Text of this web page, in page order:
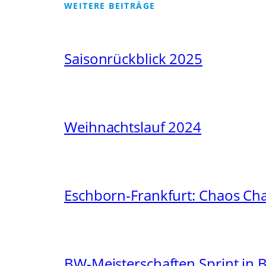
WEITERE BEITRÄGE
Saisonrückblick 2025
Weihnachtslauf 2024
Eschborn-Frankfurt: Chaos